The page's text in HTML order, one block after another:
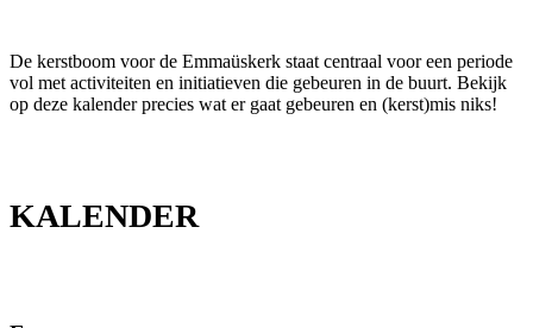
De kerstboom voor de Emmaüskerk staat centraal voor een periode
vol met activiteiten en initiatieven die gebeuren in de buurt. Bekijk
op deze kalender precies wat er gaat gebeuren en (kerst)mis niks!
KALENDER